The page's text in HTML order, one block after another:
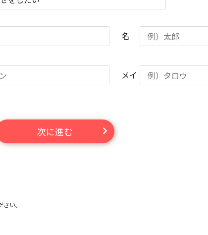
名
メイ
次に進む
い。